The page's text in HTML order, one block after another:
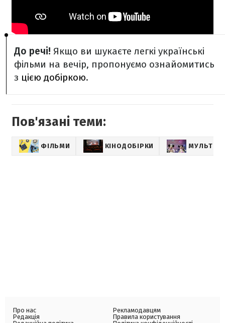
До речі! Якщо ви шукаєте легкі українські
фільми на вечір, пропонуємо ознайомитись
з цією добіркою.
Пов'язані теми:
ФІЛЬМИ КІНОДОБІРКИ
Про нас
Редакція
Рекламодавцям
Правила користування